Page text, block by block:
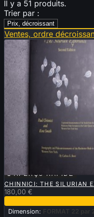
Il y a 51 produits.
Trier par :
Prix, décroissant
Ventes, ordre
 APERÇU RAPIDE
CHINNICI: THE SILURIAN
180,00 €
Dimension: FORMAT 22 par